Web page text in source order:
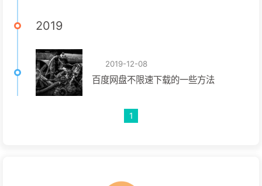
2019
2019-12-08
百度网盘不限速下载的一些方法
1